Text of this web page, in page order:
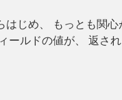
はじめ、 もっとも関心
ールドの値が、 返さ